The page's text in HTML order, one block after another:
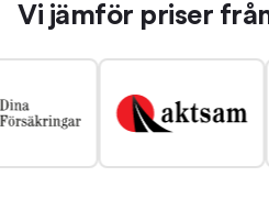
Vi jämför priser